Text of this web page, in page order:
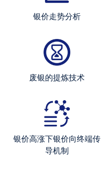
银价走势分析
废银的提炼技术
银价高涨下银价向终端传
导机制